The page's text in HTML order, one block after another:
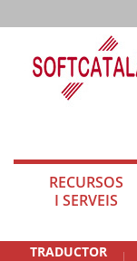
RECURSOS
I SERVEIS
TRADUCTOR